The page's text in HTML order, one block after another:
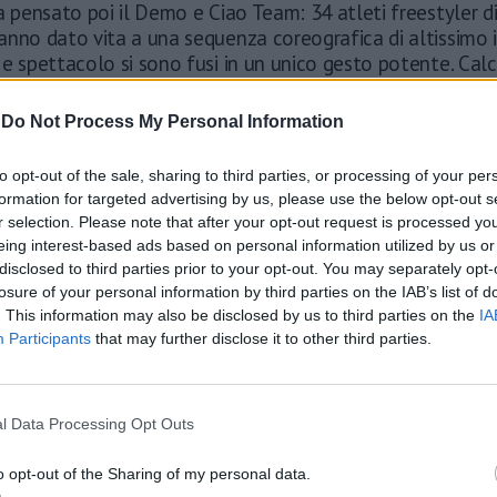
Do Not Process My Personal Information
opt-out of the sale, sharing to third parties, or processing of your
for targeted advertising by us, please use the below opt-out
selection. Please note that after your opt-out request is processed
interest-based ads based on personal information utilized by us
to third parties prior to your opt-out. You may separately
of your personal information by third parties on the IAB’s list of
This information may also be disclosed by us to third parties on the
Participants that may further disclose it to other third parties.
Data Processing Opt Outs
opt-out of the Sharing of my personal data.
pensato poi il Demo e Ciao Team: 34 atleti freestyler
dato vita a una sequenza coreografica di
spettacolo si sono fusi in un unico gesto potente.
e sincronismi perfetti nei colori rosso e verde hanno
pura arte scenica, strappando applausi a scena aperta
praticare questa disciplina: unità, rispetto,
stile con l'Inno di Mameli eseguito a cappella da
250 droni hanno disegnato nel cielo sopra lo Stadio
di storia - dal 1960 al 2000 - per concludersi con
Olympic Sport" e il logo della Federazione Italiana
possibile dalla visione e dalla forza organizzativa
Italiana Taekwondo, con la produzione curata da Italia
affidata a Laccio, già noto al grande pubblico
ad Anghela Alò, firma di riferimento nel panorama delle